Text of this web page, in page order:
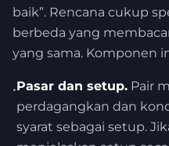
baik”. Rencana cukup
berbeda yang
yang sama. Komponen
•Pasar dan setup. Pair
perdagangkan dan
syarat sebagai setup.